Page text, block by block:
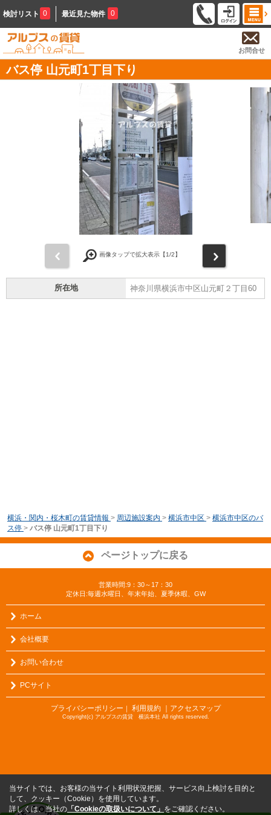
検討リスト 0 最近見た物件 0
お問合せ
バス停 山元町1丁目下り
画像タップで拡大表示【1/2】
所在地 神奈川県横浜市中区山元町２丁目60
横浜・関内・桜木町の賃貸情報 > 周辺施設案内 > 横浜市中区 > 横浜市中区のバ
ス停 > バス停 山元町1丁目下り
ページトップに戻る
営業時間:9：30～17：30
定休日:毎週水曜日、年末年始、夏季休暇、GW
ホーム
会社概要
お問い合わせ
PCサイト
プライバシーポリシー ｜ 利用規約 ｜アクセスマップ
Copyright(c) アルプスの賃貸 横浜本社 All rights reserved.
当サイトでは、お客様の当サイト利用状況把握、サービス向上検討を目的と
して、クッキー（Cookie）を使用しています。
詳しくは、当社の 「Cookieの取扱いについて」 をご確認ください。